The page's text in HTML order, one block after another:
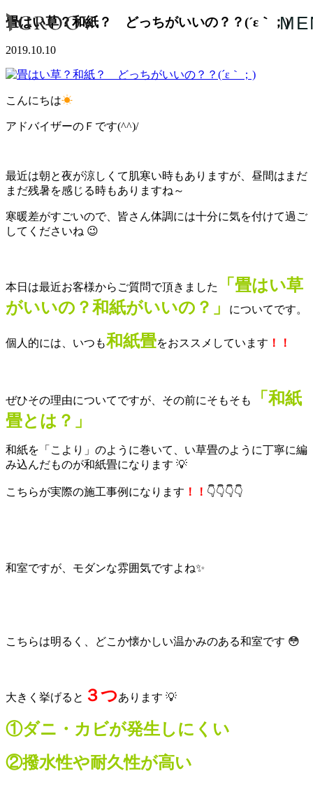
畳はい草？和紙？ どっちがいいの？？(´ε｀；)
2019.10.10
こんにちは☀
アドバイザーのＦです(^^)/
最近は朝と夜が涼しくて肌寒い時もありますが、昼間はまだ
まだ残暑を感じる時もありますね～
寒暖差がすごいので、皆さん体調には十分に気を付けて過ご
してくださいね 😉
本日は最近お客様からご質問で頂きました
「畳はい草
がいいの？和紙がいいの？」
についてです。
個人的には、いつも和紙畳をおススメしています ！！
ぜひその理由についてですが、その前にそもそも
「和紙
畳とは？」
和紙を「こより」のように巻いて、い草畳のように丁寧に編
み込んだものが和紙畳になります 💡
こちらが実際の施工事例になります ！！ 👇👇👇👇
和室ですが、モダンな雰囲気ですよね✨
こちらは明るく、どこか懐かしい温かみのある和室です 😳
大きく挙げると ３つあります 💡
①ダニ・カビが発生しにくい
②撥水性や耐久性が高い